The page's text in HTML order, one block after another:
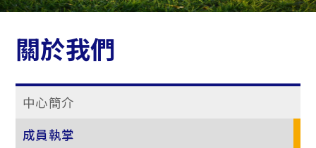
關於我們
中心簡介
成員執掌